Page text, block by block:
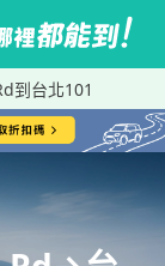
到台北101